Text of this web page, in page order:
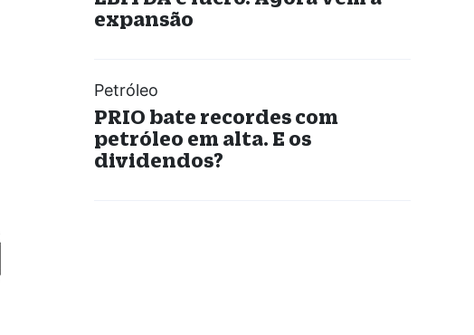
expansão
Petróleo
PRIO bate recordes com
petróleo em alta. E os
dividendos?